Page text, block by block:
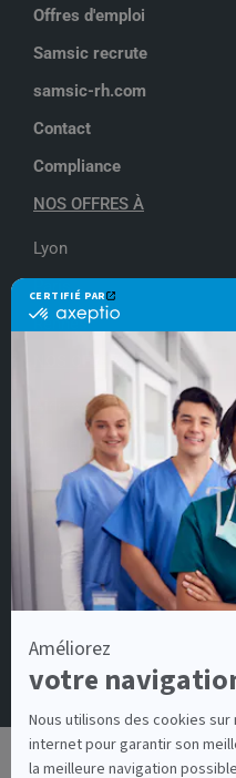
Offres d'emploi
Samsic recrute
samsic-rh.com
Contact
Compliance
NOS OFFRES À
Lyon
Rennes
NOS OFFRES DE
Aide soignant
Docteur en médecine
Infirmier IDE
Infirmier de Bloc Opératoire
Kinésithérapeute
Politique de